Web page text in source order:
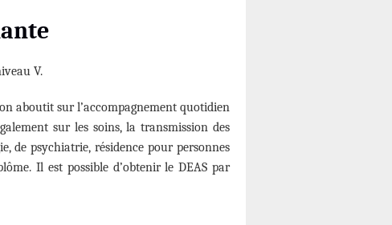
V.
aboutit sur l’accompagnement quotidien
sur les soins, la transmission des
de psychiatrie, résidence pour personnes
Il est possible d’obtenir le DEAS par